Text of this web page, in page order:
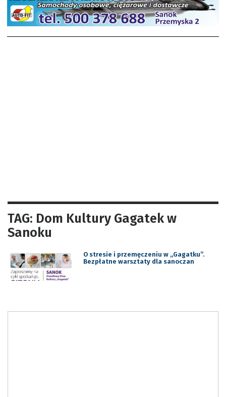
TAG: Dom Kultury Gagatek w
Sanoku
O stresie i przemęczeniu w „Gagatku”.
Bezpłatne warsztaty dla sanoczan